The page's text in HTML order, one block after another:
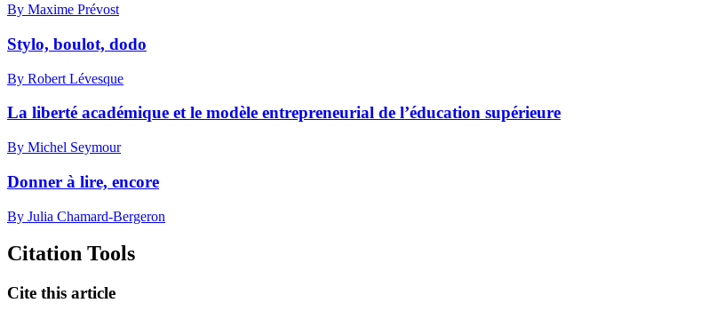
By Maxime Prévost
Stylo, boulot, dodo
By Robert Lévesque
La liberté académique et le modèle entrepreneurial de l’éducation supérieure
By Michel Seymour
Donner à lire, encore
By Julia Chamard-Bergeron
Citation Tools
Cite this article